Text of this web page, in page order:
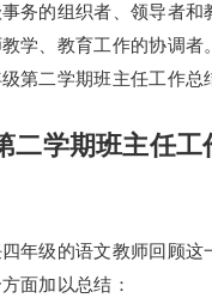
务的组织者、领导者和
学、教育工作的协调者
第二学期班主任工作总
二学期班主任工
年级的语文教师回顾这
面加以总结：